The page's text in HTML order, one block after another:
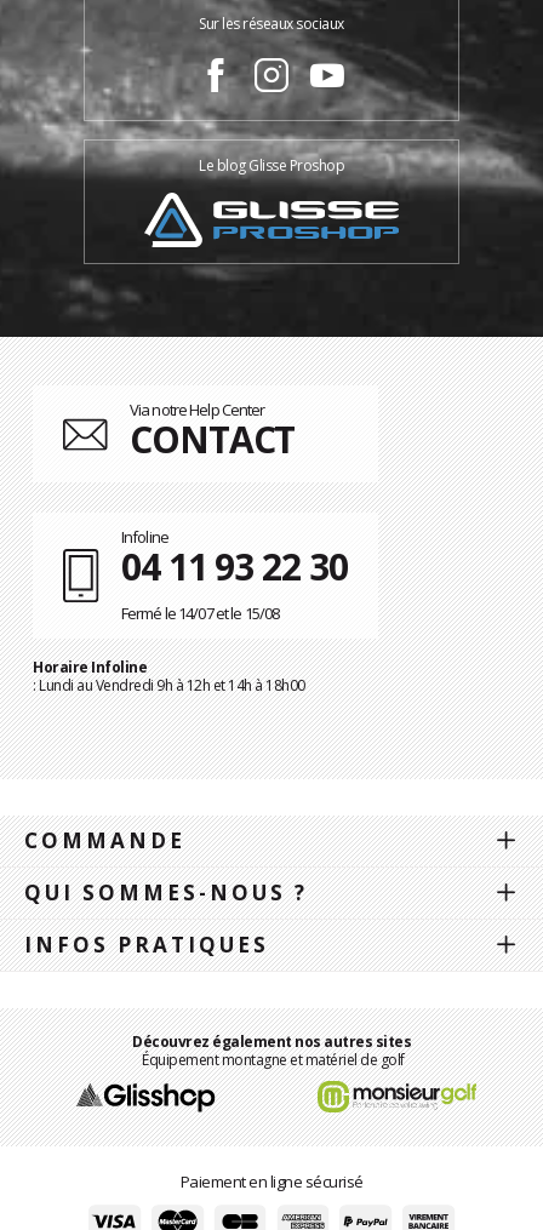
Sur les réseaux sociaux
Le blog Glisse Proshop
Via notre Help Center
CONTACT
Infoline
04 11 93 22 30
Fermé le 14/07 et le 15/08
Horaire Infoline
: Lundi au Vendredi 9h à 12h et 14h à 18h00
COMMANDE
QUI SOMMES-NOUS ?
INFOS PRATIQUES
Découvrez également nos autres sites
Équipement montagne et matériel de golf
Paiement en ligne sécurisé